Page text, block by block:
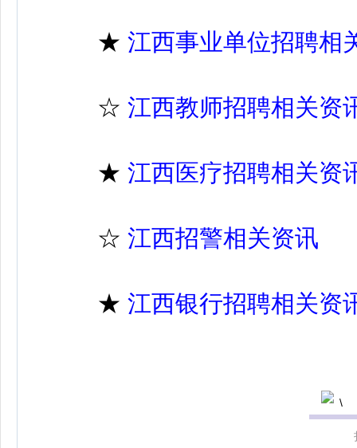
★ 江西事业单位招聘相
☆ 江西教师招聘相关资
★ 江西医疗招聘相关资
☆ 江西招警相关资讯
★ 江西银行招聘相关资